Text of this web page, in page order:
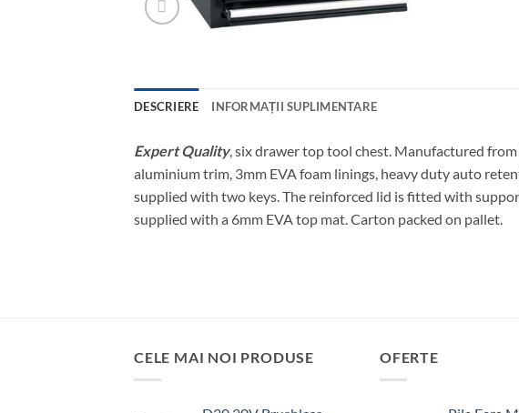
DESCRIERE INFORMAȚII SUPLIMENTARE
Expert Quality, six drawer top tool chest. Manufactured
aluminium trim, 3mm EVA foam linings, heavy duty auto
supplied with two keys. The reinforced lid is fitted with
supplied with a 6mm EVA top mat. Carton packed on pallet.
CELE MAI NOI PRODUSE OFERTE